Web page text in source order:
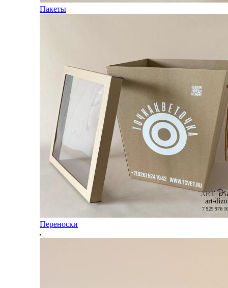
Пакеты
Переноски